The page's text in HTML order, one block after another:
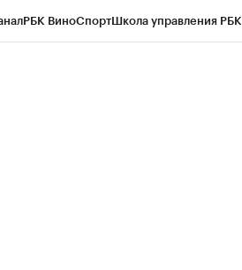
РБК ВиноСпортШкола управления РБК